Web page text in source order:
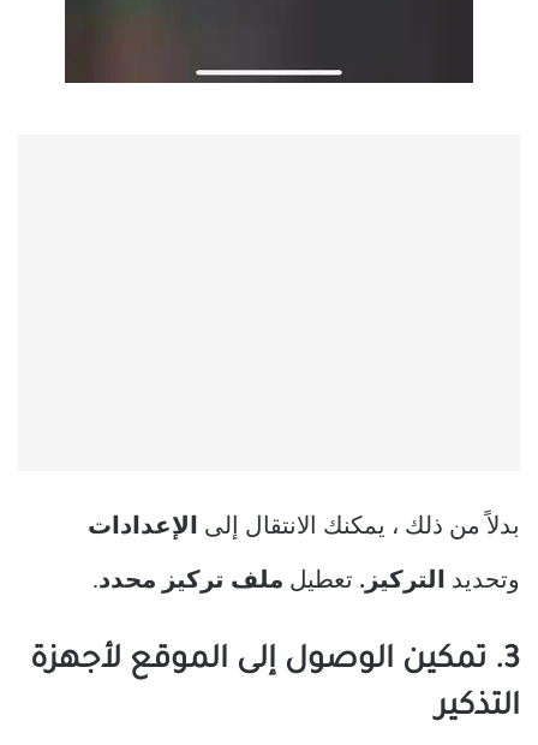
بدلاً من ذلك ، يمكنك الانتقال إلى الإعدادات
وتحديد التركيز. تعطيل ملف تركيز محدد.
3. تمكين الوصول إلى الموقع لأجهزة
التذكير